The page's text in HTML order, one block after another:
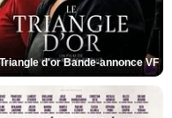
d'or Bande-annonce VF